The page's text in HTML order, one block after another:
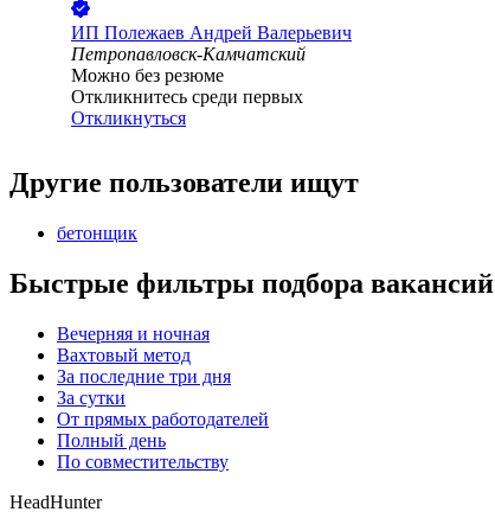
ИП Полежаев Андрей Валерьевич
Петропавловск-Камчатский
Можно без резюме
Откликнитесь среди первых
Откликнуться
Другие пользователи ищут
бетонщик
Быстрые фильтры подбора вакансий
Вечерняя и ночная
Вахтовый метод
За последние три дня
За сутки
От прямых работодателей
Полный день
По совместительству
HeadHunter